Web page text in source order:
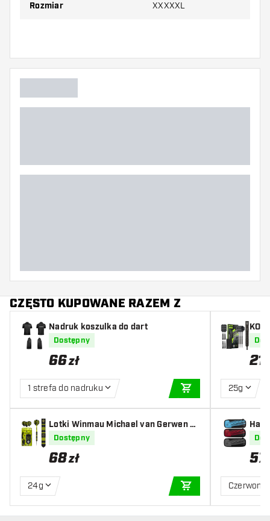
Rozmiar XXXXXL
CZĘSTO KUPOWANE RAZEM Z
Nadruk koszulka do dart
Dostępny
66zł
1 strefa do nadruku
DODAJ DO
Lotki Winmau Michael van Gerwen A
mbition Black Coated Brass
Dostępny
68zł
24g
DODAJ DO
i do
25g
57
Czerwony